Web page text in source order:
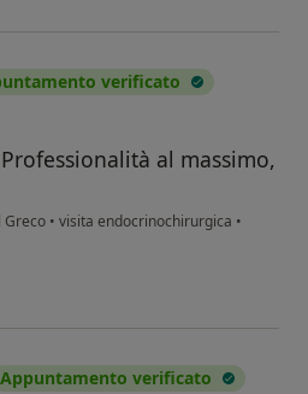
verificato
al massimo,
Greco • visita endocrinochirurgica •
morra
Appuntamento verificato